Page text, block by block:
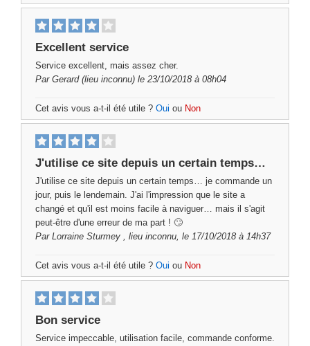
Excellent service
Service excellent, mais assez cher.
Par Gerard(lieu inconnu) le 23/10/2018 à 08h04
Cet avis vous a-t-il été utile ? Oui ou Non
J'utilise ce site depuis un certain temps…
J'utilise ce site depuis un certain temps… je commande un
jour, puis le lendemain. J'ai l'impression que le site a
changé et qu'il est moins facile à naviguer… mais il s'agit
peut-être d'une erreur de ma part ! 🙄
Par Lorraine Sturmey , lieu inconnu, le 17/10/2018 à 14h37
Cet avis vous a-t-il été utile ? Oui ou Non
Bon service
Service impeccable, utilisation facile, commande conforme.